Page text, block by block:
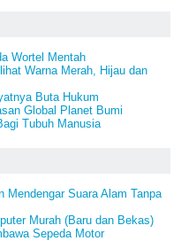
Wortel Mentah
Warna Merah, Hijau dan
Buta Hukum
Global Planet Bumi
Tubuh Manusia
Mendengar Suara Alam Tanpa
Murah (Baru dan Bekas)
Sepeda Motor